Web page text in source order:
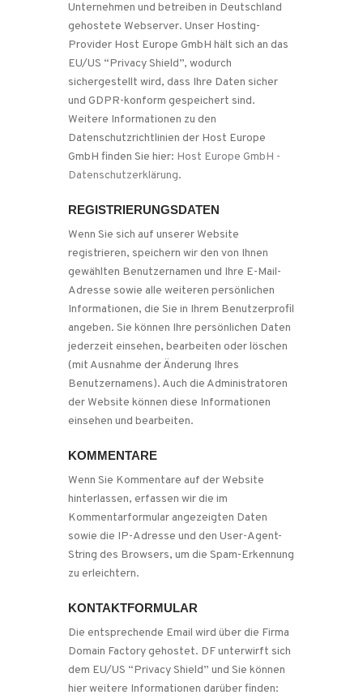
Unternehmen und betreiben in Deutschland
gehostete Webserver. Unser Hosting-
Provider Host Europe GmbH hält sich an das
EU/US “Privacy Shield”, wodurch
sichergestellt wird, dass Ihre Daten sicher
und GDPR-konform gespeichert sind.
Weitere Informationen zu den
Datenschutzrichtlinien der Host Europe
GmbH finden Sie hier: Host Europe GmbH -
Datenschutzerklärung.
REGISTRIERUNGSDATEN
Wenn Sie sich auf unserer Website
registrieren, speichern wir den von Ihnen
gewählten Benutzernamen und Ihre E-Mail-
Adresse sowie alle weiteren persönlichen
Informationen, die Sie in Ihrem Benutzerprofil
angeben. Sie können Ihre persönlichen Daten
jederzeit einsehen, bearbeiten oder löschen
(mit Ausnahme der Änderung Ihres
Benutzernamens). Auch die Administratoren
der Website können diese Informationen
einsehen und bearbeiten.
KOMMENTARE
Wenn Sie Kommentare auf der Website
hinterlassen, erfassen wir die im
Kommentarformular angezeigten Daten
sowie die IP-Adresse und den User-Agent-
String des Browsers, um die Spam-Erkennung
zu erleichtern.
KONTAKTFORMULAR
Die entsprechende Email wird über die Firma
Domain Factory gehostet. DF unterwirft sich
dem EU/US “Privacy Shield” und Sie können
hier weitere Informationen darüber finden: